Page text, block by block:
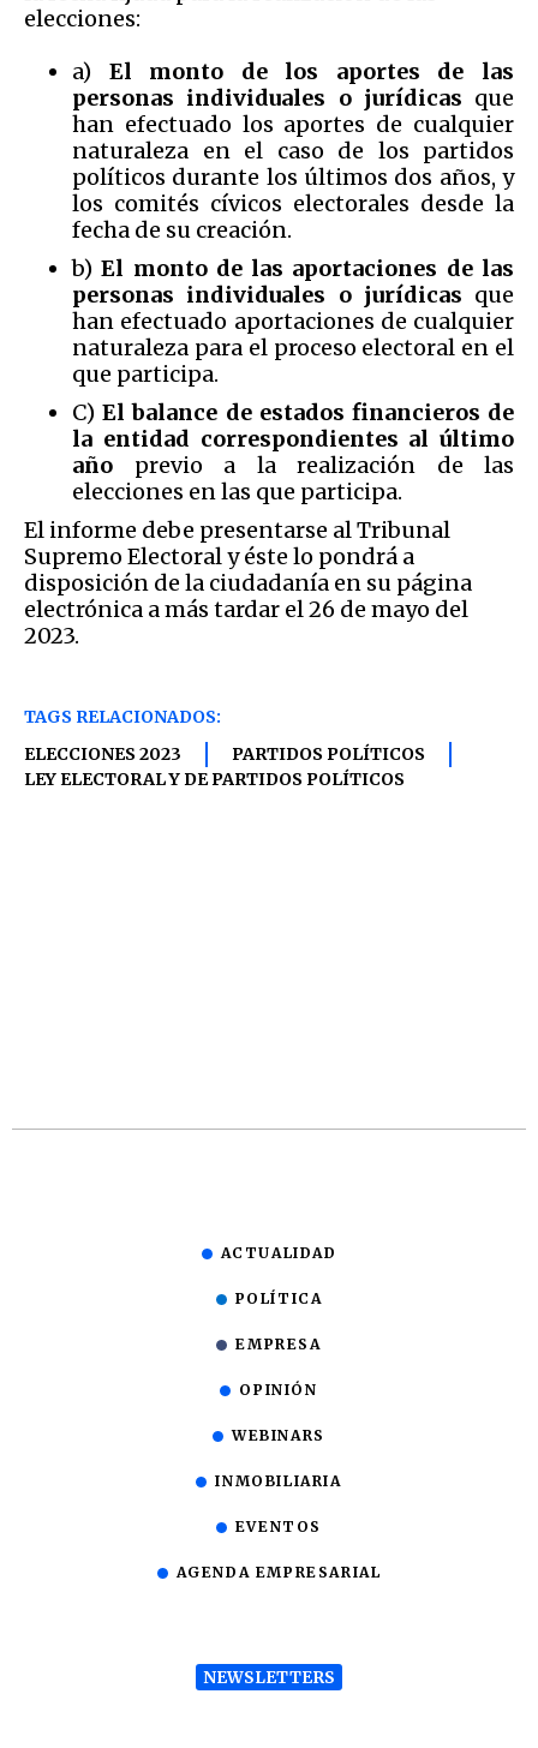
elecciones:
a) El monto de los aportes de las
personas individuales o jurídicas que
han efectuado los aportes de cualquier
naturaleza en el caso de los partidos
políticos durante los últimos dos años, y
los comités cívicos electorales desde la
fecha de su creación.
b)El monto de las aportaciones de las
personas individuales o jurídicas que
han efectuado aportaciones de cualquier
naturaleza para el proceso electoral en el
que participa.
C)El balance de estados financieros de
la entidad correspondientes al último
año previo a la realización de las
elecciones en las que participa.
El informe debe presentarse al Tribunal
Supremo Electoral y éste lo pondrá a
disposición de la ciudadanía en su página
electrónica a más tardar el 26 de mayo del
2023.
TAGS RELACIONADOS:
ELECCIONES 2023
PARTIDOS POLÍTICOS
LEY ELECTORAL Y DE PARTIDOS POLÍTICOS
ACTUALIDAD
POLÍTICA
EMPRESA
OPINIÓN
WEBINARS
INMOBILIARIA
EVENTOS
AGENDA EMPRESARIAL
NEWSLETTERS